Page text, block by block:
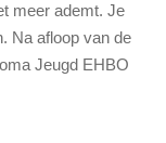
meer ademt. Je
Na afloop van de
Jeugd EHBO